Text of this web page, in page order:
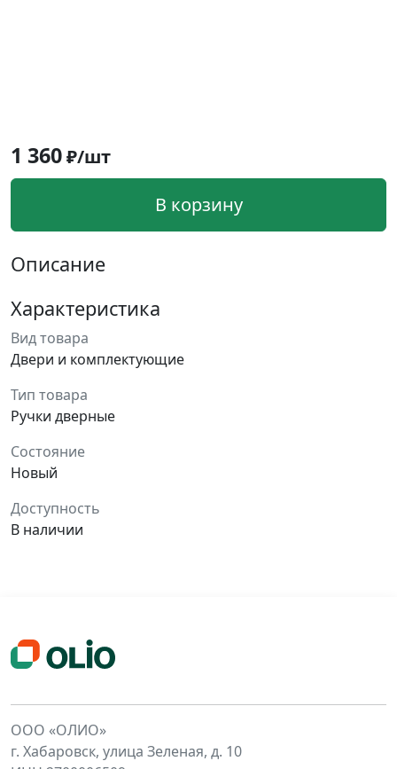
1 360₽/шт
В корзину
Описание
Характеристика
Вид товара
Двери и комплектующие
Тип товара
Ручки дверные
Состояние
Новый
Доступность
В наличии
ООО «ОЛИО»
г. Хабаровск, улица Зеленая, д. 10